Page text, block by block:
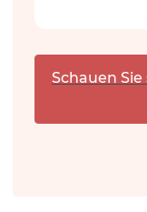
Schauen